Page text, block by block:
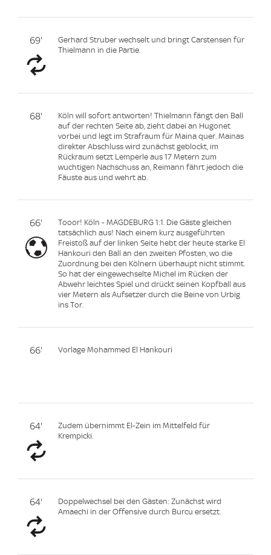
69'
Gerhard Struber wechselt und bringt Carstensen für
Thielmann in die Partie.
68'
Köln will sofort antworten! Thielmann fängt den Ball
auf der rechten Seite ab, zieht dabei an Hugonet
vorbei und legt im Strafraum für Maina quer. Mainas
direkter Abschluss wird zunächst geblockt, im
Rückraum setzt Lemperle aus 17 Metern zum
wuchtigen Nachschuss an, Reimann fährt jedoch die
Fäuste aus und wehrt ab.
66'
Tooor! Köln - MAGDEBURG 1:1. Die Gäste gleichen
tatsächlich aus! Nach einem kurz ausgeführten
Freistoß auf der linken Seite hebt der heute starke El
Hankouri den Ball an den zweiten Pfosten, wo die
Zuordnung bei den Kölnern überhaupt nicht stimmt.
So hat der eingewechselte Michel im Rücken der
Abwehr leichtes Spiel und drückt seinen Kopfball aus
vier Metern als Aufsetzer durch die Beine von Urbig
ins Tor.
66' Vorlage Mohammed El Hankouri
64'
Zudem übernimmt El-Zein im Mittelfeld für
Krempicki.
64'
Doppelwechsel bei den Gästen: Zunächst wird
Amaechi in der Offensive durch Burcu ersetzt.